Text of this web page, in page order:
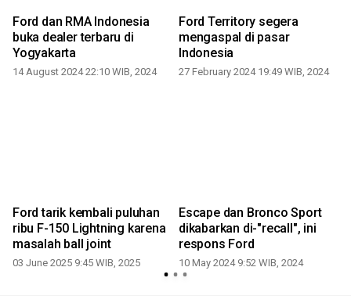
Ford dan RMA Indonesia
buka dealer terbaru di
Yogyakarta
14 August 2024 22:10 WIB, 2024
Ford Territory segera
mengaspal di pasar
Indonesia
27 February 2024 19:49 WIB, 2024
Ford tarik kembali puluhan
ribu F-150 Lightning karena
masalah ball joint
03 June 2025 9:45 WIB, 2025
Escape dan Bronco Sport
dikabarkan di-"recall", ini
respons Ford
10 May 2024 9:52 WIB, 2024